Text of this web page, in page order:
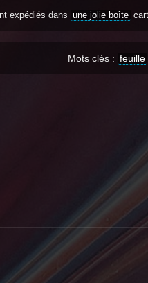
expédiés dans une jolie boîte
Mots clés : feuille